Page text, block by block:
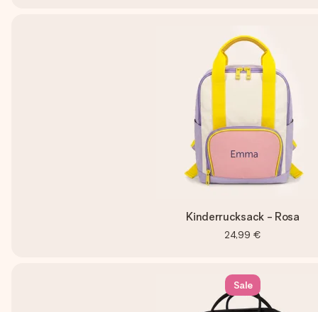
Kinderrucksack - Rosa
24,99 €
Sale